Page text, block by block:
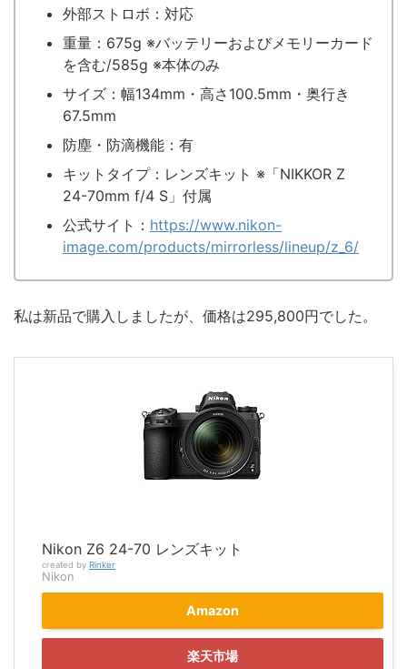
外部ストロボ：対応
重量：675g ※バッテリーおよびメモリーカード
を含む/585g ※本体のみ
サイズ：幅134mm・高さ100.5mm・奥行き
67.5mm
防塵・防滴機能：有
キットタイプ：レンズキット ※「NIKKOR Z
24-70mm f/4 S」付属
公式サイト： https://www.nikon-
image.com/products/mirrorless/lineup/z_6/
私は新品で購入しましたが、価格は295,800円でした。
Nikon Z6 24-70 レンズキット
created by Rinker
Nikon
Amazon
楽天市場